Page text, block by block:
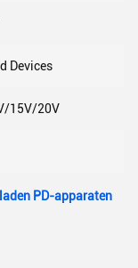
Devices
15V/20V
PD-apparaten